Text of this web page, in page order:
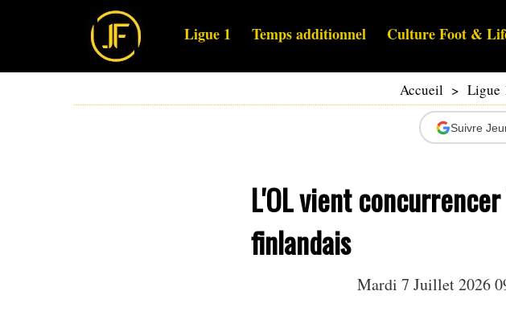
Ligue 1 Temps additionnel Culture Foot &
Accueil > Ligue
Suivre
L'OL vient
finlandais
Mardi 7 Juillet 2026